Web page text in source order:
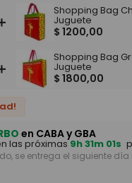
Shopping Bag
Juguete
$ 1200,00
Shopping Bag
Juguete
$ 1800,00
en CABA y GBA
las próximas9h 31m 01s
se entrega el siguiente día